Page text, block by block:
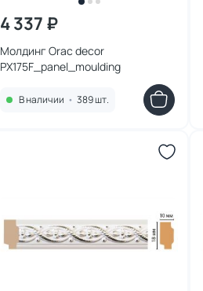
4 337 ₽
Молдинг Orac decor
PX175F_panel_moulding
В наличии • 389 шт.